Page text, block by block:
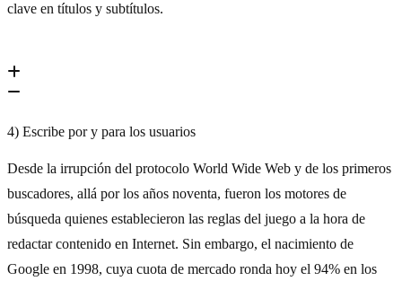
clave en títulos y subtítulos.
4) Escribe por y para los usuarios
Desde la irrupción del protocolo World Wide Web y de los primeros
buscadores, allá por los años noventa, fueron los motores de
búsqueda quienes establecieron las reglas del juego a la hora de
redactar contenido en Internet. Sin embargo, el nacimiento de
Google en 1998, cuya cuota de mercado ronda hoy el 94% en los